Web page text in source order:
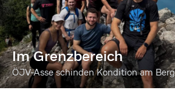
Im Grenzbereich
ÖJV-Asse schinden Kondition am Berg